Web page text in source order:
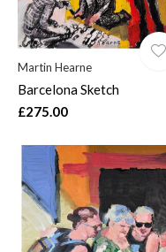
Martin Hearne
Barcelona Sketch
£275.00